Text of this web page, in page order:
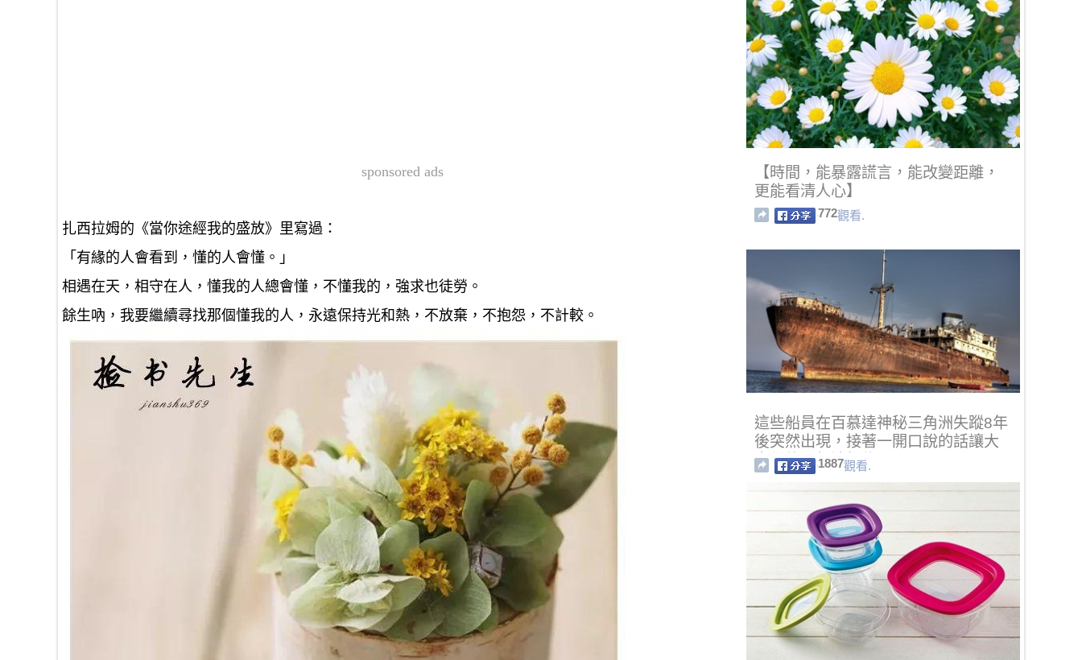
sponsored ads
扎西拉姆的《當你途經我的盛放》里寫過：
「有緣的人會看到，懂的人會懂。」
相遇在天，相守在人，懂我的人總會懂，不懂我的，強求也徒勞。
餘生吶，我要繼續尋找那個懂我的人，永遠保持光和熱，不放棄，不抱怨，不計較。
【時間，能暴露謊言，能改變距離，
更能看清人心】
772觀看.
這些船員在百慕達神秘三角洲失蹤8年
後突然出現，接著一開口說的話讓大
家都傻眼無法相信！
1887觀看.